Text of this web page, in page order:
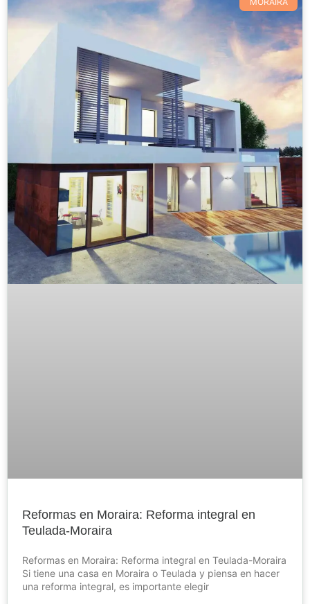
Reformas en Moraira: Reforma integral en
Teulada-Moraira
Reformas en Moraira: Reforma integral en Teulada-Moraira
Si tiene una casa en Moraira o Teulada y piensa en hacer
una reforma integral, es importante elegir